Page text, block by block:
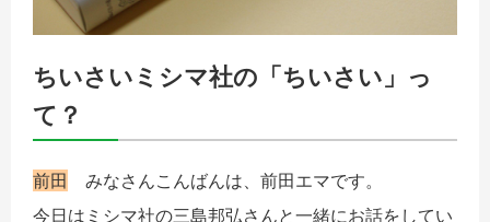
ちいさいミシマ社の「ちいさい」っ
て？
前田 みなさんこんばんは、前田エマです。
今日はミシマ社の三島邦弘さんと一緒にお話をしてい